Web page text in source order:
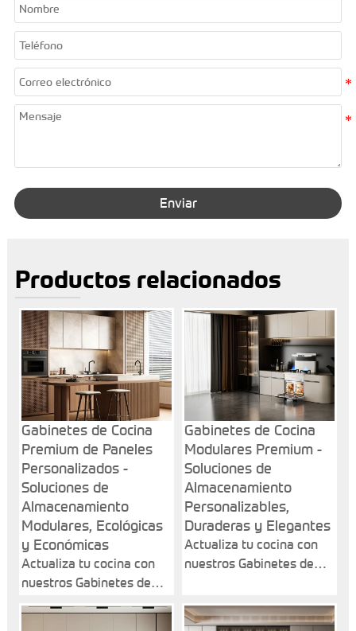
Enviar
Productos relacionados
Gabinetes de Cocina
Premium de Paneles
Personalizados -
Soluciones de
Almacenamiento
Modulares, Ecológicas
y Económicas
Actualiza tu cocina con
nuestros Gabinetes de
Cocina Premium de
Gabinetes de Cocina
Modulares Premium -
Soluciones de
Almacenamiento
Personalizables,
Duraderas y Elegantes
Actualiza tu cocina con
nuestros Gabinetes de
Premium, diseñados para
durabilidad, funcionalidad